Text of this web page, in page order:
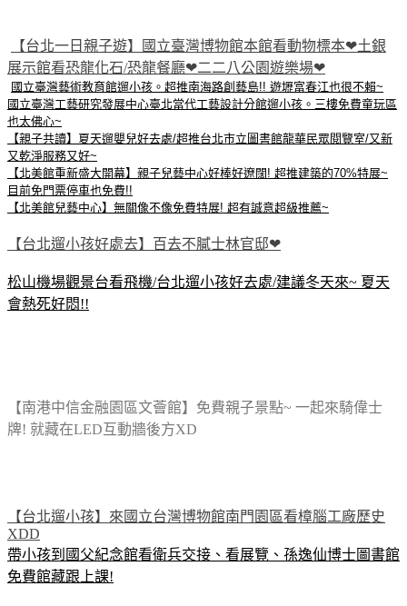
【台北一日親子遊】國立臺灣博物館本館看動物標本❤土銀
展示館看恐龍化石/恐龍餐廳❤二二八公園遊樂場❤
國立臺灣藝術教育館遛小孩。超推南海路創藝島!! 遊壢富春江也很不賴~
國立臺灣工藝研究發展中心臺北當代工藝設計分館遛小孩。三樓免費童玩區
也太佛心~
【親子共讀】夏天遛嬰兒好去處/超推台北市立圖書館龍華民眾閱覽室/又新
又乾淨服務又好~
【北美館重新盛大開幕】親子兒藝中心好棒好遼闊! 超推建築的70%特展~
目前免門票停車也免費!!
【北美館兒藝中心】無關像不像免費特展! 超有誠意超級推薦~
【台北遛小孩好處去】百去不膩士林官邸❤
松山機場觀景台看飛機/台北遛小孩好去處/建議冬天來~ 夏天
會熱死好悶!!
【南港中信金融園區文薈館】免費親子景點~ 一起來騎偉士
牌! 就藏在LED互動牆後方XD
【台北遛小孩】來國立台灣博物館南門園區看樟腦工廠歷史
XDD
帶小孩到國父紀念館看衛兵交接、看展覽、孫逸仙博士圖書館
免費館藏跟上課!